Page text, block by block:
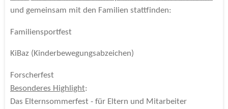
und gemeinsam mit den Familien stattfinden:
Familiensportfest
KiBaz (Kinderbewegungsabzeichen)
Forscherfest
Besonderes Highlight:
Das Elternsommerfest - für Eltern und Mitarbeiter